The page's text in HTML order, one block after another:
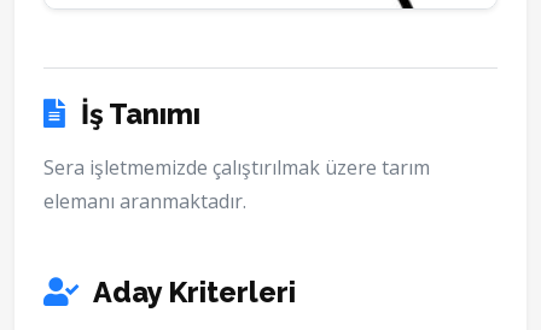
İş Tanımı
Sera işletmemizde çalıştırılmak üzere tarım
elemanı aranmaktadır.
Aday Kriterleri